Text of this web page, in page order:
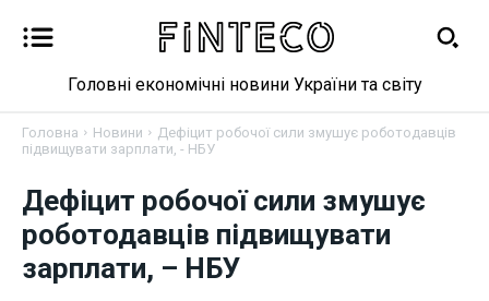
Новини
Бізнес
Головні економічні новини України та світу
Головна Новини
Дефіцит робочої сили змушує роботодавців
підвищувати зарплати, - НБУ
Дефіцит робочої сили змушує
роботодавців підвищувати
зарплати, – НБУ